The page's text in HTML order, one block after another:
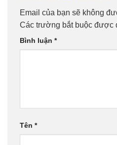
Email của bạn sẽ không
Các trường bắt buộc được
Bình luận *
Tên *